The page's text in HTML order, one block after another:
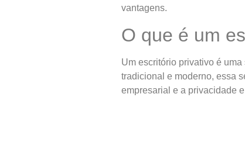
vantagens.
O que é um
Um escritório privativo é
tradicional e moderno, essa
empresarial e a privacidade